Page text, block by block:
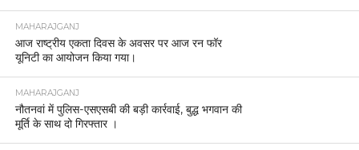
MAHARAJGANJ
आज राष्ट्रीय एकता दिवस के अवसर पर आज रन फॉर
यूनिटी का आयोजन किया गया।
MAHARAJGANJ
नौतनवां में पुलिस-एसएसबी की बड़ी कार्रवाई, बुद्ध भगवान की
मूर्ति के साथ दो गिरफ्तार ।